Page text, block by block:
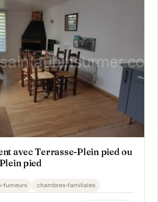
avec Terrasse-Plein pied ou
pied
fumeurs chambres-familiales